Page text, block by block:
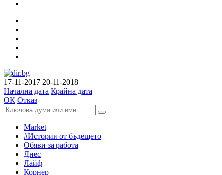
17-11-2017 20-11-2018
Начална дата Крайна дата
ОК Отказ
Market
#Истории от бъдещето
Обяви за работа
Днес
Лайф
Корнер